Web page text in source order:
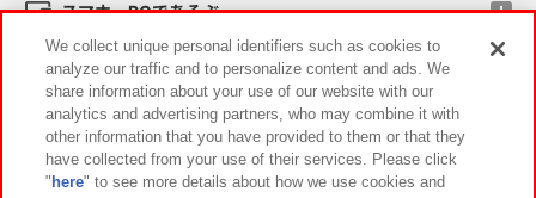
スマホ・PCであそぶ
イベント・キャンペーン
We collect unique personal identifiers such as cookies to
analyze our traffic and to personalize content and ads. We
share information about your use of our website with our
analytics and advertising partners, who may combine it with
other information that you have provided to them or that they
have collected from your use of their services. Please click
" here" to see more details about how we use cookies and